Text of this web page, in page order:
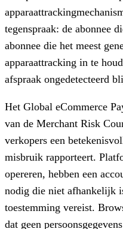
tegenspraak: de abonnee
abonnee die het meest
apparaattracking in te
afspraak ongedetecteerd
Het Global eCommerce
van de Merchant Risk
verkopers een
misbruik rapporteert.
opereren, hebben een
nodig die niet afhankelijk
toestemming vereist.
dat geen